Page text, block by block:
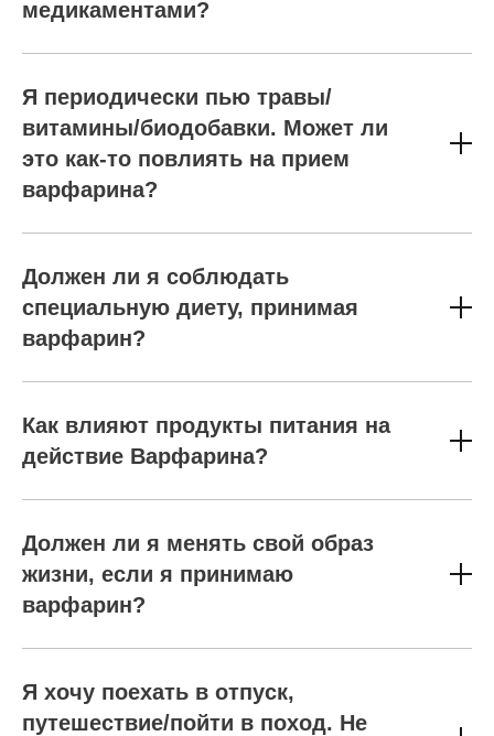
медикаментами?
Я периодически пью травы/
витамины/биодобавки. Может ли
это как-то повлиять на прием
варфарина?
Должен ли я соблюдать
специальную диету, принимая
варфарин?
Как влияют продукты питания на
действие Варфарина?
Должен ли я менять свой образ
жизни, если я принимаю
варфарин?
Я хочу поехать в отпуск,
путешествие/пойти в поход. Не